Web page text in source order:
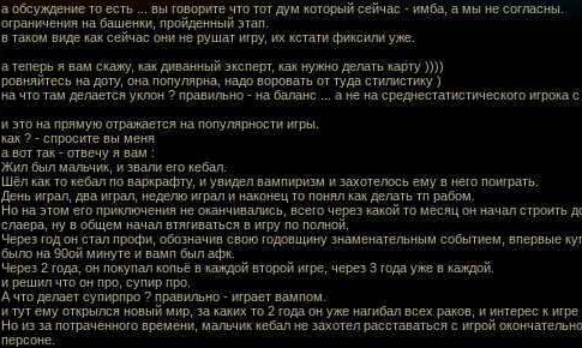
а обсуждение то есть ... вы говорите что тот дум который сейчас - имба, а мы не согласны.
ограничения на башенки, пройденный этап.
в таком виде как сейчас они не рушат игру, их кстати фиксили уже.
а теперь я вам скажу, как диванный эксперт, как нужно делать карту ))))
ровняйтесь на доту, она популярна, надо воровать от туда стилистику )
на что там делается уклон ? правильно - на баланс ... а не на среднестатистического игрока
и это на прямую отражается на популярности игры.
как ? - спросите вы меня
а вот так - отвечу я вам :
Жил был мальчик, и звали его кебал.
Шёл как то кебал по варкрафту, и увидел вампиризм и захотелось ему в него поиграть.
День играл, два играл, неделю играл и наконец то понял как делать тп рабом.
Но на этом его приключения не оканчивались, всего через какой то месяц он начал
слаера, ну в общем начал втягиваться в игру по полной.
Через год он стал профи, обозначив свою годовщину знаменательным событием, впервые
было на 90ой минуте и вамп был афк.
Через 2 года, он покупал копьё в каждой второй игре, через 3 года уже в каждой.
и решил что он про, супир про.
А что делает супирпро ? правильно - играет вампом.
и тут ему открылся новый мир, за каких то 2 года он уже нагибал всех раков, и интерес к игре
Но из за потраченного времени, мальчик кебал не захотел расставаться с игрой
персоне.